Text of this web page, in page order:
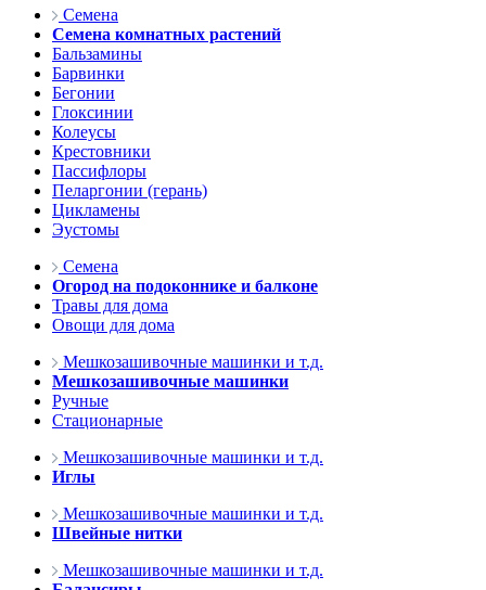
Семена
Семена комнатных растений
Бальзамины
Барвинки
Бегонии
Глоксинии
Колеусы
Крестовники
Пассифлоры
Пеларгонии (герань)
Цикламены
Эустомы
Семена
Огород на подоконнике и балконе
Травы для дома
Овощи для дома
Мешкозашивочные машинки и т.д.
Мешкозашивочные машинки
Ручные
Стационарные
Мешкозашивочные машинки и т.д.
Иглы
Мешкозашивочные машинки и т.д.
Швейные нитки
Мешкозашивочные машинки и т.д.